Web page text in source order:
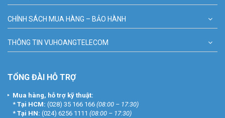
CHÍNH SÁCH MUA HÀNG – BẢO HÀNH
THÔNG TIN VUHOANGTELECOM
TỔNG ĐÀI HỖ TRỢ
Mua hàng, hỗ trợ kỹ thuật:
* Tại HCM: (028) 35 166 166 (08:00 – 17:30)
* Tại HN: (024) 6256 1111 (08:00 – 17:30)